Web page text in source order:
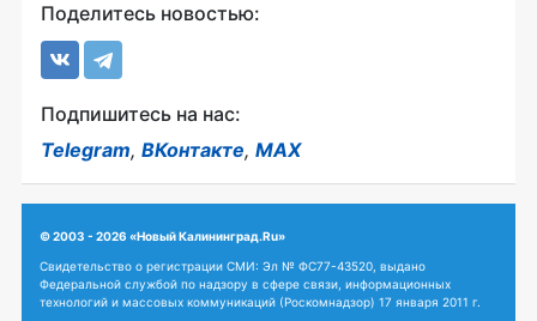
Поделитесь новостью:
Подпишитесь на нас:
Telegram, ВКонтакте, MAX
© 2003 - 2026 «Новый Калининград.Ru»
Свидетельство о регистрации СМИ: Эл № ФС77-43520, выдано
Федеральной службой по надзору в сфере связи, информационных
технологий и массовых коммуникаций (Роскомнадзор) 17 января 2011 г.